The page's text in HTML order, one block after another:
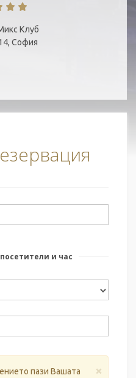
Клуб
София
и час
×
пази Вашата